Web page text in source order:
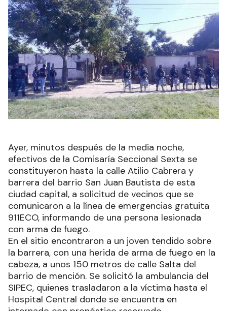
Ayer, minutos después de la media noche,
efectivos de la Comisaría Seccional Sexta se
constituyeron hasta la calle Atilio Cabrera y
barrera del barrio San Juan Bautista de esta
ciudad capital, a solicitud de vecinos que se
comunicaron a la línea de emergencias gratuita
911ECO, informando de una persona lesionada
con arma de fuego.
En el sitio encontraron a un joven tendido sobre
la barrera, con una herida de arma de fuego en la
cabeza, a unos 150 metros de calle Salta del
barrio de mención. Se solicitó la ambulancia del
SIPEC, quienes trasladaron a la víctima hasta el
Hospital Central donde se encuentra en